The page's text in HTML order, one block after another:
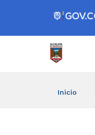
Inicio